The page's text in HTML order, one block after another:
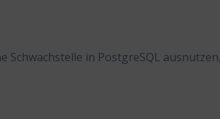
in PostgreSQL